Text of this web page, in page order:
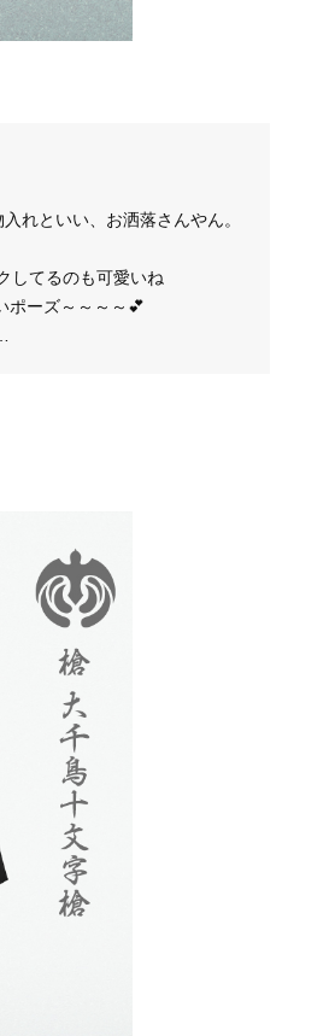
れといい、お洒落さんやん。
してるのも可愛いね
ポーズ～～～～💕